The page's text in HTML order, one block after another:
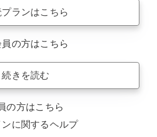
プランはこちら
の方はこちら
続きを読む
の方はこちら
ンに関するヘルプ